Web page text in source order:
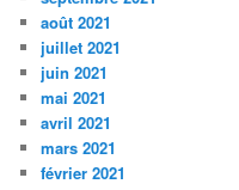
août 2021
juillet 2021
juin 2021
mai 2021
avril 2021
mars 2021
février 2021